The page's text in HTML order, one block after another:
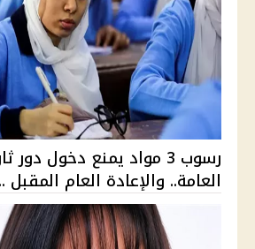
رسوب 3 مواد يمنع دخول دور
العامة.. والإعادة العام المقبل